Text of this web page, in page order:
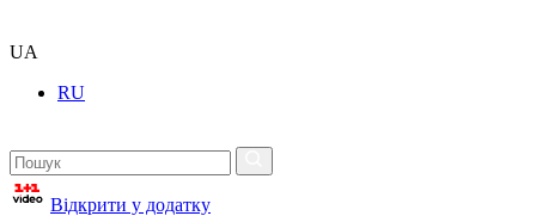
UA
RU
Відкрити у додатку